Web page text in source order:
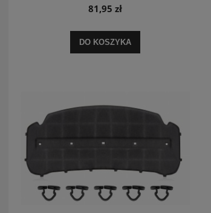
81,95 zł
DO KOSZYKA